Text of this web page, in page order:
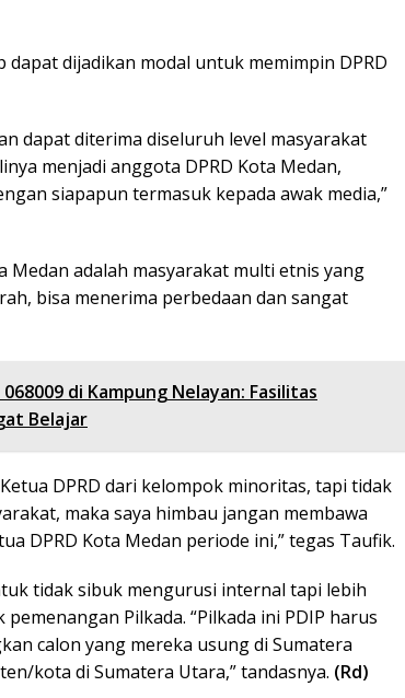
dijadikan modal untuk memimpin DPRD
dapat diterima diseluruh level masyarakat
menjadi anggota DPRD Kota Medan,
siapapun termasuk kepada awak media,”
Medan adalah masyarakat multi etnis yang
bisa menerima perbedaan dan sangat
di Kampung Nelayan: Fasilitas
Belajar
DPRD dari kelompok minoritas, tapi tidak
maka saya himbau jangan membawa
DPRD Kota Medan periode ini,” tegas Taufik.
tidak sibuk mengurusi internal tapi lebih
Pilkada. “Pilkada ini PDIP harus
calon yang mereka usung di Sumatera
kota di Sumatera Utara,” tandasnya. (Rd)